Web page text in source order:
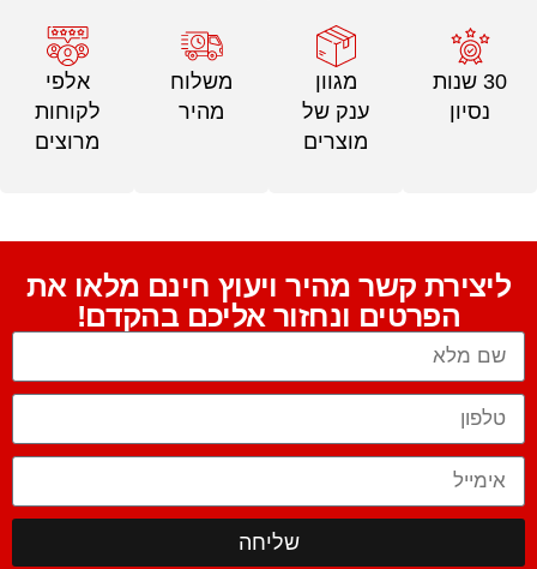
30 שנות
נסיון
מגוון
ענק של
מוצרים
משלוח
מהיר
אלפי
לקוחות
מרוצים
ליצירת קשר מהיר ויעוץ חינם מלאו את
הפרטים ונחזור אליכם בהקדם!
שליחה